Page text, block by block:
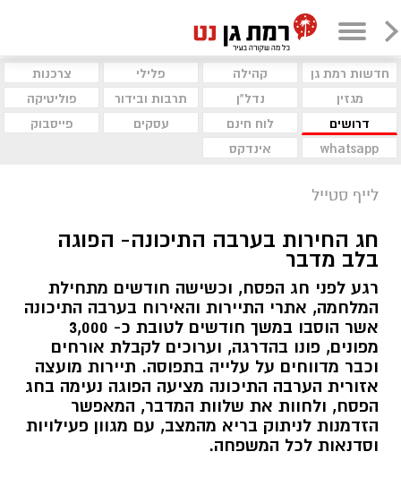
חדשות רמת גן קהילה פלילי
צרכנות
מגזין
נדל"ן תרבות ובידור
פוליטיקה
דרושים
לוח חינם עסקים
פייסבוק
whatsapp
אינדקס
לייף סטייל
חג החירות בערבה התיכונה- הפוגה
בלב מדבר
רגע לפני חג הפסח, וכשישה חודשים מתחילת
המלחמה, אתרי התיירות והאירוח בערבה התיכונה
אשר הוסבו במשך חודשים לטובת כ- 3,000
מפונים, פונו בהדרגה, וערוכים לקבלת אורחים
וכבר מדווחים על עלייה בתפוסה. תיירות מועצה
אזורית הערבה התיכונה מציעה הפוגה נעימה בחג
הפסח, ולחוות את שלוות המדבר, המאפשר
הזדמנות לניתוק בריא מהמצב, עם מגוון פעילויות
וסדנאות לכל המשפחה.